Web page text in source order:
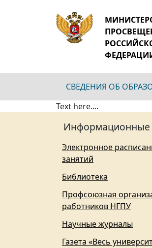
СВЕДЕНИЯ ОБ
Text here....
Информационные
Электронное
занятий
Библиотека
Профсоюзная
работников НГПУ
Научные журналы
Газета «Весь